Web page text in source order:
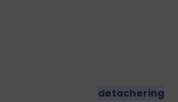
detachering